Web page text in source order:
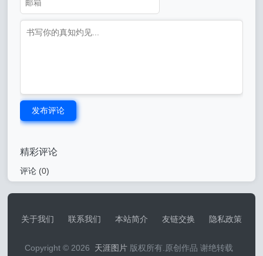
发布评论
精彩评论
评论 (0)
关于我们 联系我们 本站简介 友链交换 隐私政策
Copyright © 2026 天涯图片 版权所有.原创作品 谢绝转载